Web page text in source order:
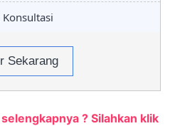
Konsultasi
Sekarang
? Silahkan klik